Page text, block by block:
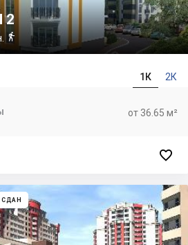
2

1К 2К
от 36.65 м²

СДАН